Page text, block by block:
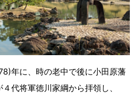
年に、時の老中で後に小田原藩
代将軍徳川家綱から拝領し、